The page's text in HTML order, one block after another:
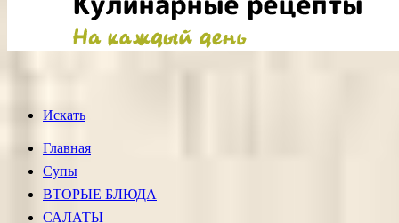
Искать
Главная
Супы
ВТОРЫЕ БЛЮДА